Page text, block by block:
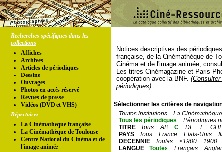
Recherches spécifiques dans les
collections
Affiches
Archives
Articles de périodiques
Dessins
Ouvrages
Photos en accés réservé
Revues de presse
Vidéos (DVD et VHS)
Répertoires
La Cinémathèque française
La Cinémathèque de Toulouse
Centre National du Cinéma et de
l'image animée
Notices descriptives des
française, de la Cinémathèque de
Cinéma et de l'image animée,
Les titres Cinémagazine et Paris-
coopération avec la BNF.
périodiques)
Sélectionner les critères de
Toutes institutions
La
Tous les périodiques
Périodiques
TITRE
Tous AB C DE F
GHI
PAYS
Tous France Etats-Unis
DECENNIE
Toutes <1900
1900
LANGUE
Toutes Français